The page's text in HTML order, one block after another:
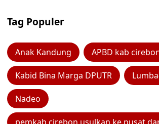
Tag Populer
Anak Kandung APBD kab
Kabid Bina Marga DPUTR
Nadeo